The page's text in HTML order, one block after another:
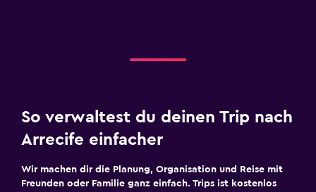
So verwaltest du deinen Trip nach
Arrecife einfacher
Wir machen dir die Planung, Organisation und Reise mit
Freunden oder Familie ganz einfach. Trips ist kostenlos